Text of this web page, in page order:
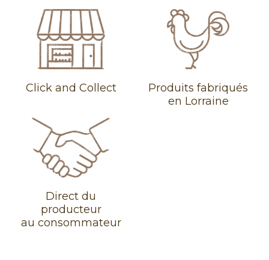
Click and Collect
Produits fabriqués
en Lorraine
Direct du
producteur
au consommateur